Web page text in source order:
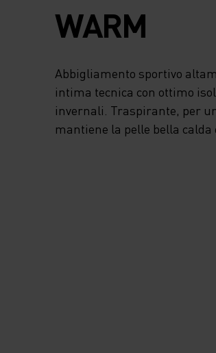
WARM
Abbigliamento sportivo
intima tecnica con ottimo
invernali. Traspirante, per
mantiene la pelle bella calda